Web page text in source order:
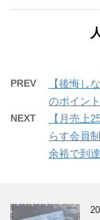
PREV
【後悔し
のポイン
NEXT
【月売上
らす会員
余裕で到